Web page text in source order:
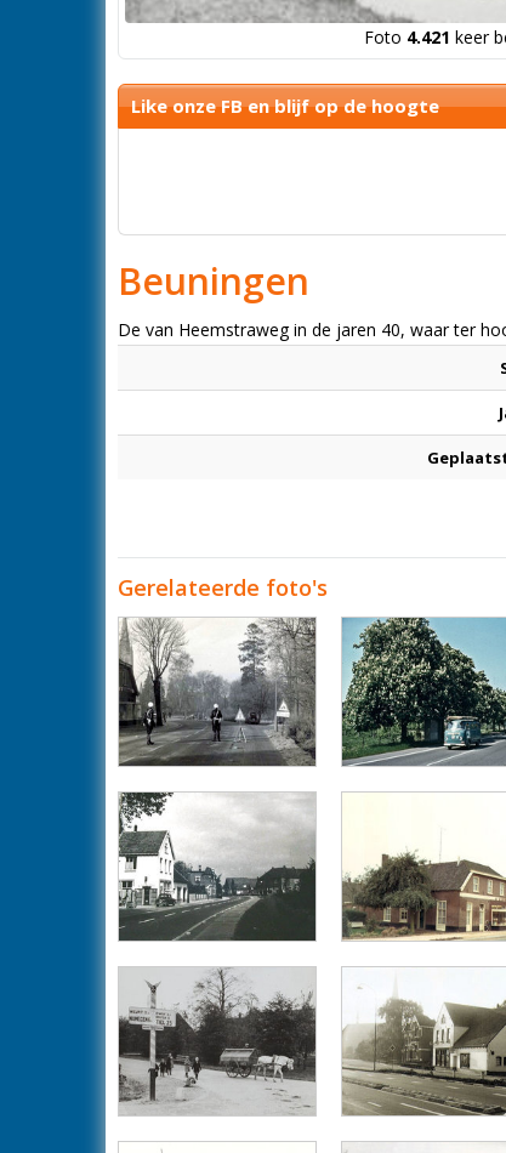
Foto 4.421 keer
Like onze FB en blijf op de hoogte
Beuningen
De van Heemstraweg in de jaren 40, waar ter
Gerelateerde foto's